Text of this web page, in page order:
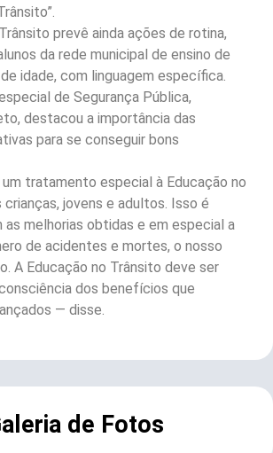
prevê ainda ações de rotina,
da rede municipal de ensino de
idade, com linguagem específica.
de Segurança Pública,
destacou a importância das
para se conseguir bons
tratamento especial à Educação no
crianças, jovens e adultos. Isso é
as melhorias obtidas e em especial a
de acidentes e mortes, o nosso
A Educação no Trânsito deve ser
dos benefícios que
— disse.
de Fotos